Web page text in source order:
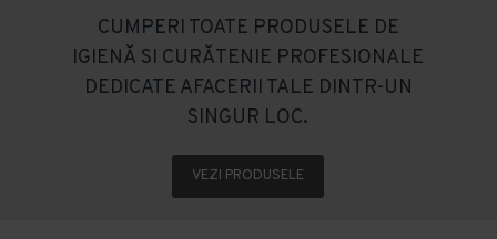
CUMPERI TOATE PRODUSELE DE
IGIENĂ SI CURĂTENIE PROFESIONALE
DEDICATE AFACERII TALE DINTR-UN
SINGUR LOC.
VEZI PRODUSELE